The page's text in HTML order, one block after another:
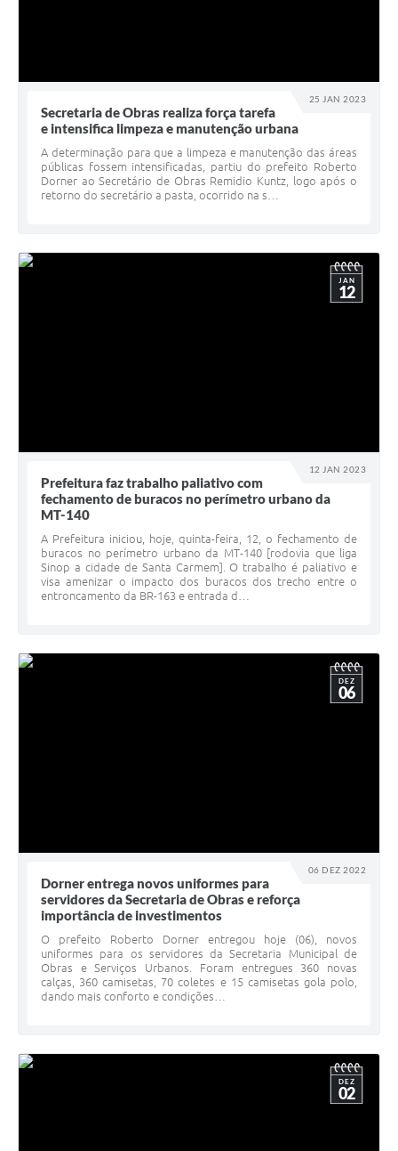
25 JAN 2023
Secretaria de Obras realiza força tarefa
e intensifica limpeza e manutenção urbana
A determinação para que a limpeza e manutenção das áreas
públicas fossem intensificadas, partiu do prefeito Roberto
Dorner ao Secretário de Obras Remidio Kuntz, logo após o
retorno do secretário a pasta, ocorrido na s…
12 JAN 2023
JAN
12
Prefeitura faz trabalho paliativo com
fechamento de buracos no perímetro urbano da
MT-140
A Prefeitura iniciou, hoje, quinta-feira, 12, o fechamento de
buracos no perímetro urbano da MT-140 [rodovia que liga
Sinop a cidade de Santa Carmem]. O trabalho é paliativo e
visa amenizar o impacto dos buracos dos trecho entre o
entroncamento da BR-163 e entrada d…
06 DEZ 2022
DEZ
06
Dorner entrega novos uniformes para
servidores da Secretaria de Obras e reforça
importância de investimentos
O prefeito Roberto Dorner entregou hoje (06), novos
uniformes para os servidores da Secretaria Municipal de
Obras e Serviços Urbanos. Foram entregues 360 novas
calças, 360 camisetas, 70 coletes e 15 camisetas gola polo,
dando mais conforto e condições…
DEZ
02